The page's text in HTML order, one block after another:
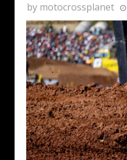
by motocrossplanet